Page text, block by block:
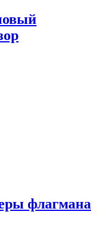
флагмана